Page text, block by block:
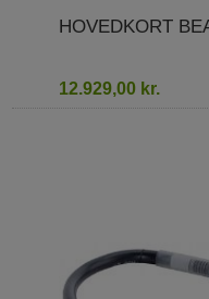
HOVEDKORT
12.929,00 kr.